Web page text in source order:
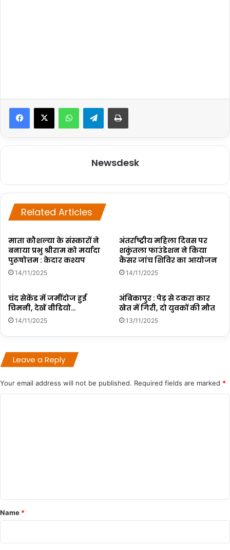
Telegram
Newsdesk
Related Articles
माता कौशल्या के संस्कारों ने
बनाया प्रभु श्रीराम को मर्यादा
पुरूषोत्तम : केदार कश्यप
14/11/2025
अंतर्राष्ट्रीय महिला दिवस पर
शकुंतला फाउंडेशन ने किया
कैंसर जांच शिविर का आयोजन
14/11/2025
चंद सेकेंड में जमींदोज हुई
चिमनी, देखें वीडियो…
14/11/2025
अंबिकापुर : पेड़ से टकरा कार
खेत में गिरी, दो युवकों की मौत
13/11/2025
Leave a Reply
Your email address will not be published. Required fields are marked *
*
Name *